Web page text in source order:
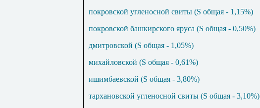
покровской угленосной свиты (S общая - 1,15%)
покровской башкирского яруса (S общая - 0,50%)
дмитровской (S общая - 1,05%)
михайловской (S общая - 0,61%)
ишимбаевской (S общая - 3,80%)
тархановской угленосной свиты (S общая - 3,10%)